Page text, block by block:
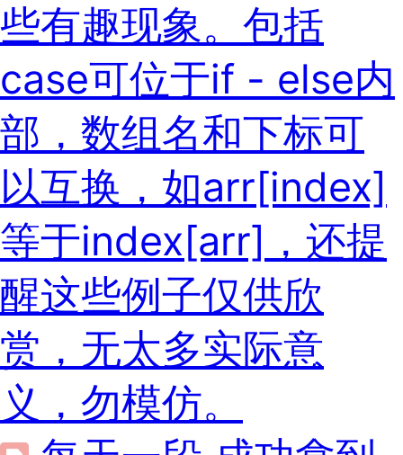
些有趣现象。包括
case可位于if - else内
部，数组名和下标可
以互换，如arr[index]
等于index[arr]，还提
醒这些例子仅供欣
赏，无太多实际意
义，勿模仿。